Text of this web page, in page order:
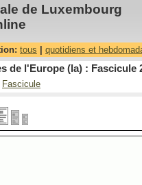
de Luxembourg
tous quotidiens et
de l'Europe (la) : Fascicule
Fascicule